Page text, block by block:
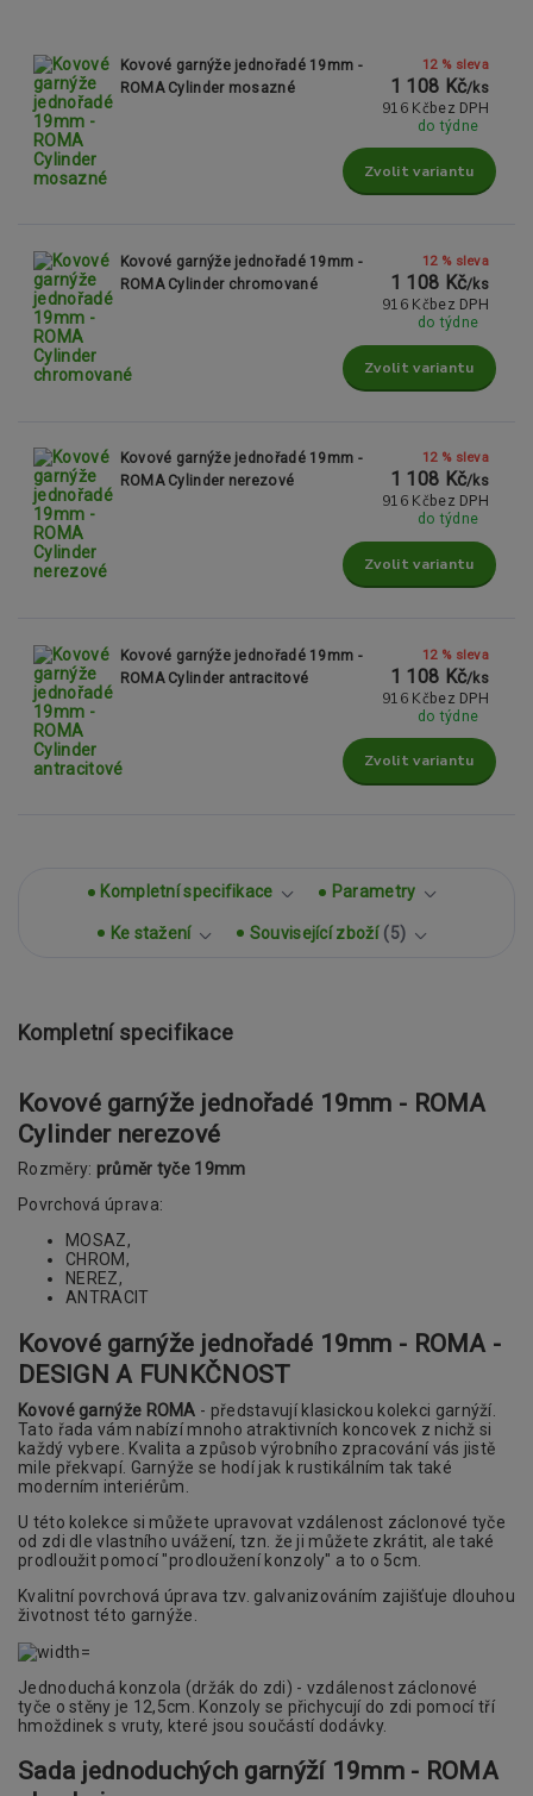
Kovové garnýže jednořadé 19mm -
ROMA Cylinder mosazné
12 % sleva
1 108 Kč/ks
916 Kč bez DPH
do týdne
Zvolit variantu
Kovové garnýže jednořadé 19mm -
ROMA Cylinder chromované
12 % sleva
1 108 Kč/ks
916 Kč bez DPH
do týdne
Zvolit variantu
Kovové garnýže jednořadé 19mm -
ROMA Cylinder nerezové
12 % sleva
1 108 Kč/ks
916 Kč bez DPH
do týdne
Zvolit variantu
Kovové garnýže jednořadé 19mm -
ROMA Cylinder antracitové
12 % sleva
1 108 Kč/ks
916 Kč bez DPH
do týdne
Zvolit variantu
Kompletní specifikace Parametry
Ke stažení Související zboží 5
Kompletní specifikace
Kovové garnýže jednořadé 19mm - ROMA
Cylinder nerezové
Rozměry: průměr tyče 19mm
Povrchová úprava:
MOSAZ,
CHROM,
NEREZ,
ANTRACIT
Kovové garnýže jednořadé 19mm - ROMA -
DESIGN A FUNKČNOST
Kovové garnýže ROMA - představují klasickou kolekci garnýží.
Tato řada vám nabízí mnoho atraktivních koncovek z nichž si
každý vybere. Kvalita a způsob výrobního zpracování vás jistě
mile překvapí. Garnýže se hodí jak k rustikálním tak také
moderním interiérům.
U této kolekce si můžete upravovat vzdálenost záclonové tyče
od zdi dle vlastního uvážení, tzn. že ji můžete zkrátit, ale také
prodloužit pomocí "prodloužení konzoly" a to o 5cm.
Kvalitní povrchová úprava tzv. galvanizováním zajišťuje dlouhou
životnost této garnýže.
Jednoduchá konzola (držák do zdi) - vzdálenost záclonové
tyče o stěny je 12,5cm. Konzoly se přichycují do zdi pomocí tří
hmoždinek s vruty, které jsou součástí dodávky.
Sada jednoduchých garnýží 19mm - ROMA